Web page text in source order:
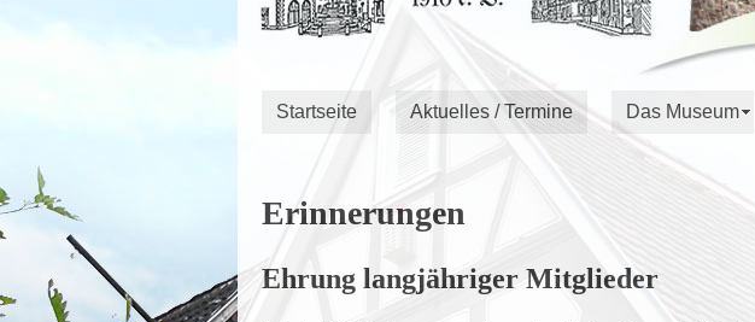
Startseite Aktuelles / Termine Das Museum
Erinnerungen
Ehrung langjähriger Mitglieder